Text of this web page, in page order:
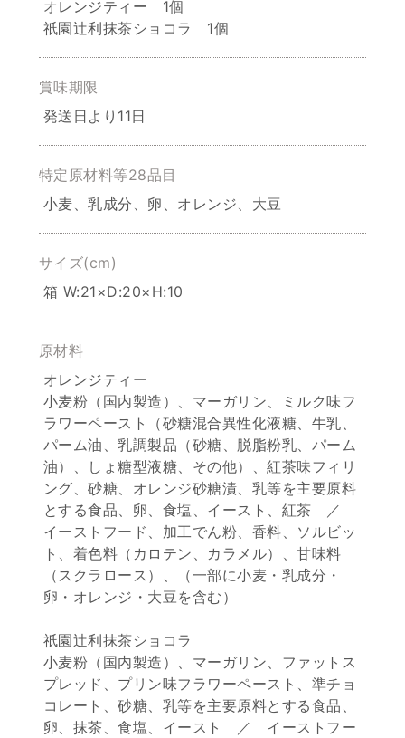
オレンジティー 1個
祇園辻利抹茶ショコラ 1個
賞味期限
発送日より11日
特定原材料等28品目
小麦、乳成分、卵、オレンジ、大豆
サイズ(cm)
箱 W:21×D:20×H:10
原材料
オレンジティー
小麦粉（国内製造）、マーガリン、ミルク味フ
ラワーペースト（砂糖混合異性化液糖、牛乳、
パーム油、乳調製品（砂糖、脱脂粉乳、パーム
油）、しょ糖型液糖、その他）、紅茶味フィリ
ング、砂糖、オレンジ砂糖漬、乳等を主要原料
とする食品、卵、食塩、イースト、紅茶 ／
イーストフード、加工でん粉、香料、ソルビッ
ト、着色料（カロテン、カラメル）、甘味料
（スクラロース）、（一部に小麦・乳成分・
卵・オレンジ・大豆を含む）
祇園辻利抹茶ショコラ
小麦粉（国内製造）、マーガリン、ファットス
プレッド、プリン味フラワーペースト、準チョ
コレート、砂糖、乳等を主要原料とする食品、
卵、抹茶、食塩、イースト ／ イーストフー